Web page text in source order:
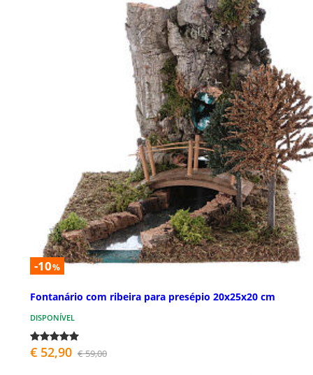
-10%
Fontanário com ribeira para presépio 20x25x20 cm
DISPONÍVEL
€ 52,90 € 59,00